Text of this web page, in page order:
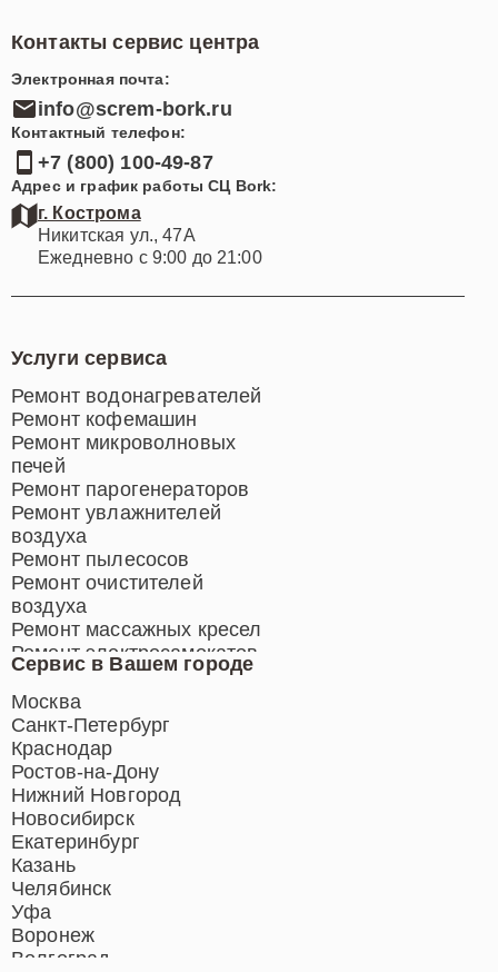
Костромы.
Контакты сервис центра
Электронная почта:
info@screm-bork.ru
Контактный телефон:
+7 (800) 100-49-87
Адрес и график работы СЦ Bork:
г. Кострома
Никитская ул., 47А
Ежедневно с 9:00 до 21:00
Сервис в Вашем городе
Москва
Санкт-Петербург
Краснодар
Ростов-на-Дону
Нижний Новгород
Новосибирск
Екатеринбург
Казань
Челябинск
Уфа
Воронеж
Волгоград
Услуги сервиса
Ремонт водонагревателей
Ремонт кофемашин
Ремонт микроволновых
печей
Ремонт парогенераторов
Ремонт увлажнителей
воздуха
Ремонт пылесосов
Ремонт очистителей
воздуха
Ремонт массажных кресел
Ремонт электросамокатов
Ремонт индукционных плит
Ремонт роботов-пылесосов
Ремонт гладильных систем
Ремонт отпаривателей
Ремонт вертикальных
пылесосов